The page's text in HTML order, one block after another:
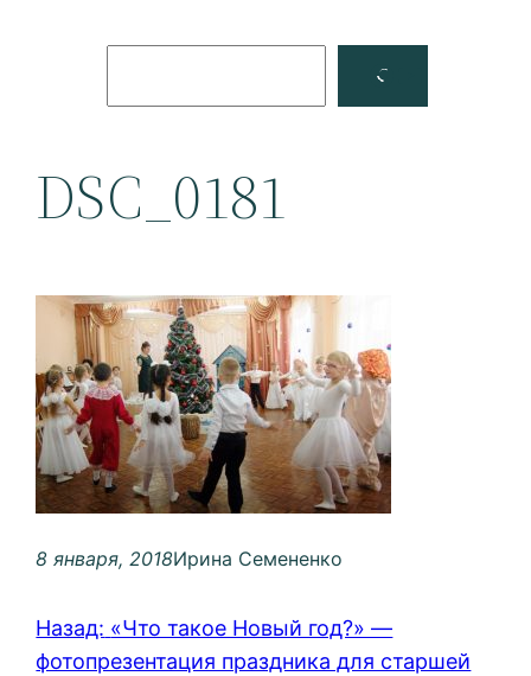
Facebook
DSC_0181
8 января, 2018Ирина Семененко
Назад: «Что такое Новый год?» —
фотопрезентация праздника для старшей